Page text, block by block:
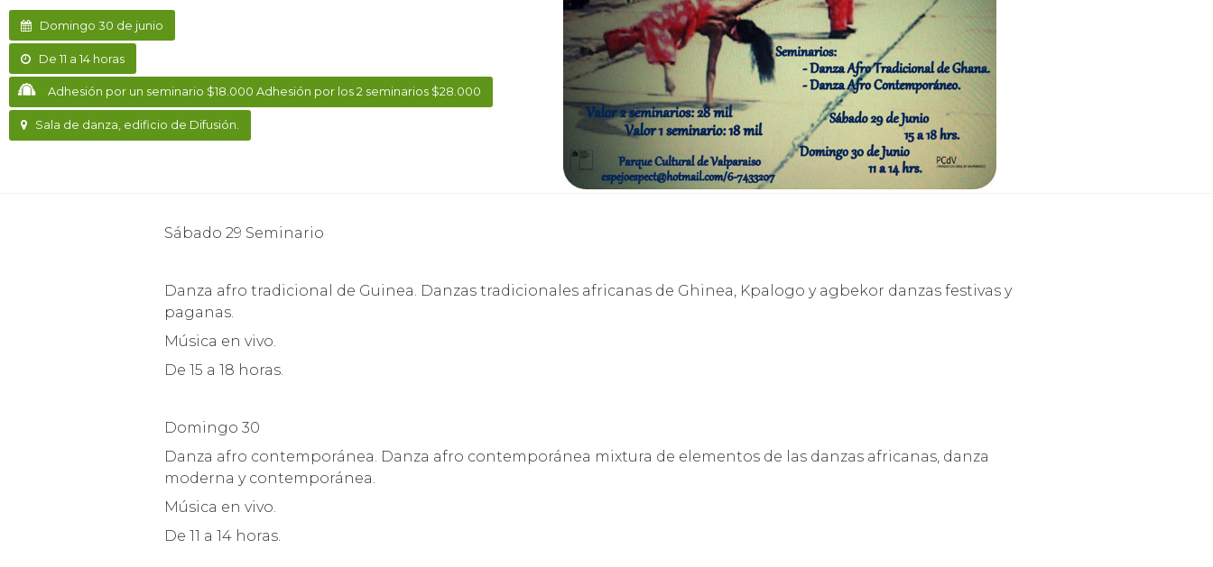
Domingo 30 de junio
De 11 a 14 horas
Adhesión por un seminario $18.000 Adhesión por los 2 seminarios $28.000
Sala de danza, edificio de Difusión.
Sábado 29 Seminario
Danza afro tradicional de Guinea. Danzas tradicionales africanas de Ghinea, Kpalogo y agbekor danzas festivas y
paganas.
Música en vivo.
De 15 a 18 horas.
Domingo 30
Danza afro contemporánea. Danza afro contemporánea mixtura de elementos de las danzas africanas, danza
moderna y contemporánea.
Música en vivo.
De 11 a 14 horas.